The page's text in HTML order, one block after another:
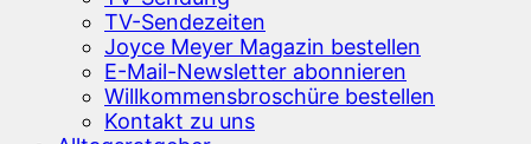
TV-Sendezeiten
Joyce Meyer Magazin bestellen
E-Mail-Newsletter abonnieren
Willkommensbroschüre bestellen
Kontakt zu uns